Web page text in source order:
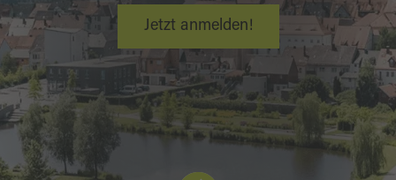
Jetzt anmelden!